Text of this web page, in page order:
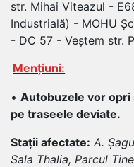
str. Mihai Viteazul -
Industrială) - MOHU
- DC 57 - Veștem str.
Mențiuni:
• Autobuzele vor
pe traseele deviate.
Stații afectate: A.
Sala Thalia, Parcul